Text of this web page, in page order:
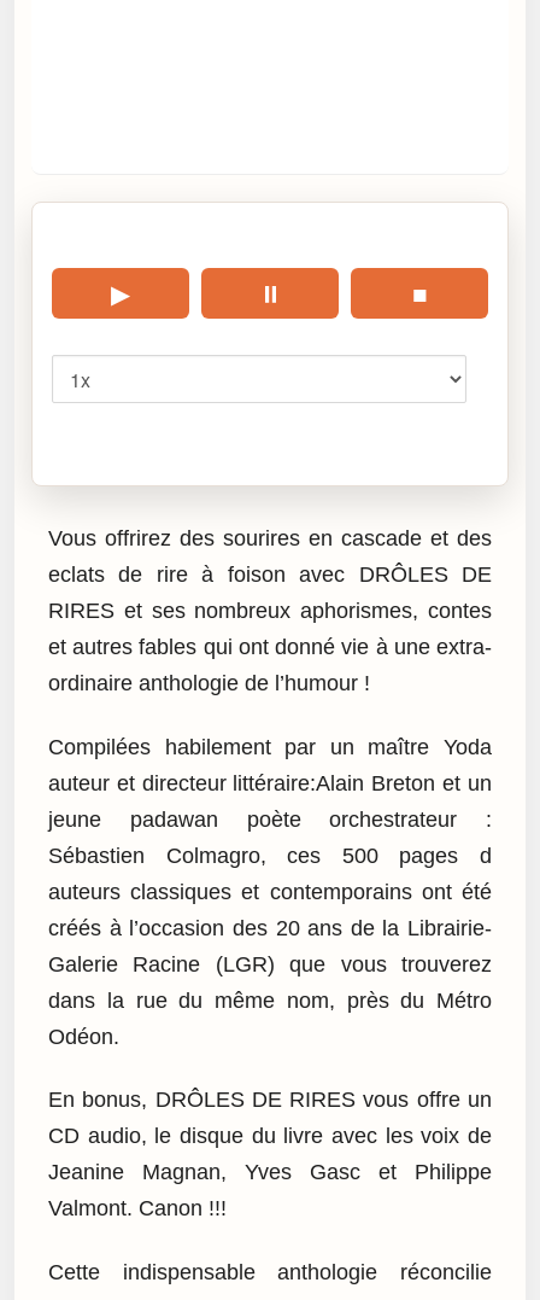
▶ ⏸ ■
Vous offrirez des sourires en cascade et des
eclats de rire à foison avec DRÔLES DE
RIRES et ses nombreux aphorismes, contes
et autres fables qui ont donné vie à une extra-
ordinaire anthologie de l’humour !
Compilées habilement par un maître Yoda
auteur et directeur littéraire:Alain Breton et un
jeune padawan poète orchestrateur :
Sébastien Colmagro, ces 500 pages d
auteurs classiques et contemporains ont été
créés à l’occasion des 20 ans de la Librairie-
Galerie Racine (LGR) que vous trouverez
dans la rue du même nom, près du Métro
Odéon.
En bonus, DRÔLES DE RIRES vous offre un
CD audio, le disque du livre avec les voix de
Jeanine Magnan, Yves Gasc et Philippe
Valmont. Canon !!!
Cette indispensable anthologie réconcilie